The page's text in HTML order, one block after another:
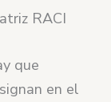
RACI
que
en el